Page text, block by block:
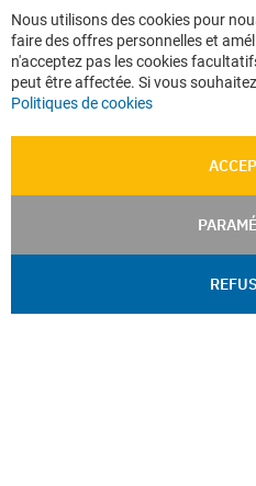
Données personnelles
Confidentialité
Plan du site
Nous utilisons des cookies pour
faire des offres personnelles et
n'acceptez pas les cookies
peut être affectée. Si vous
Politiques de cookies